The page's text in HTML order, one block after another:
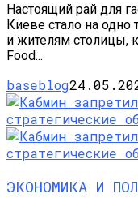
Настоящий рай для
Киеве стало на одно
и жителям столицы,
Food...
baseblog
ЭКОНОМИКА И